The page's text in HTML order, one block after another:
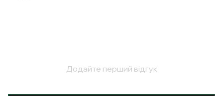
Додайте перший відгук